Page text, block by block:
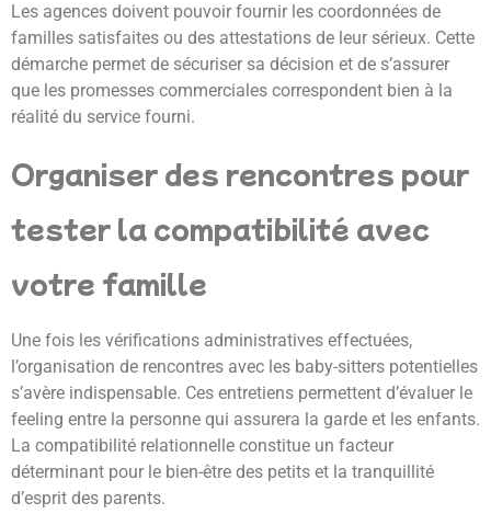
Les agences doivent pouvoir fournir les coordonnées de
familles satisfaites ou des attestations de leur sérieux. Cette
démarche permet de sécuriser sa décision et de s’assurer
que les promesses commerciales correspondent bien à la
réalité du service fourni.
Organiser des rencontres pour
tester la compatibilité avec
votre famille
Une fois les vérifications administratives effectuées,
l’organisation de rencontres avec les baby-sitters potentielles
s’avère indispensable. Ces entretiens permettent d’évaluer le
feeling entre la personne qui assurera la garde et les enfants.
La compatibilité relationnelle constitue un facteur
déterminant pour le bien-être des petits et la tranquillité
d’esprit des parents.